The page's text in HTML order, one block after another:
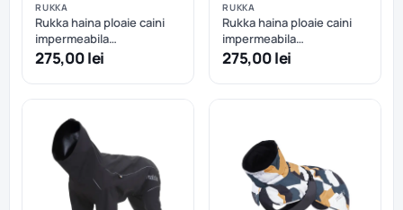
RUKKA
Rukka haina ploaie caini
impermeabila
reflectorizanta - Dark - 25
275,00 lei
RUKKA
Rukka haina ploaie caini
impermeabila
reflectorizanta - Dark - 30
275,00 lei